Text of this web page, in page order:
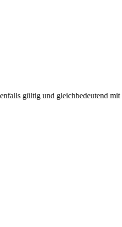
gültig und gleichbedeutend mit